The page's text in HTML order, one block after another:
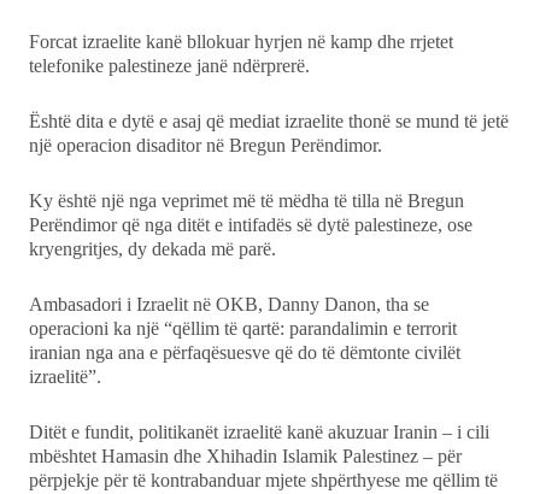
Forcat izraelite kanë bllokuar hyrjen në kamp dhe rrjetet
telefonike palestineze janë ndërprerë.
Është dita e dytë e asaj që mediat izraelite thonë se mund të jetë
një operacion disaditor në Bregun Perëndimor.
Ky është një nga veprimet më të mëdha të tilla në Bregun
Perëndimor që nga ditët e intifadës së dytë palestineze, ose
kryengritjes, dy dekada më parë.
Ambasadori i Izraelit në OKB, Danny Danon, tha se
operacioni ka një “qëllim të qartë: parandalimin e terrorit
iranian nga ana e përfaqësuesve që do të dëmtonte civilët
izraelitë”.
Ditët e fundit, politikanët izraelitë kanë akuzuar Iranin – i cili
mbështet Hamasin dhe Xhihadin Islamik Palestinez – për
përpjekje për të kontrabanduar mjete shpërthyese me qëllim të